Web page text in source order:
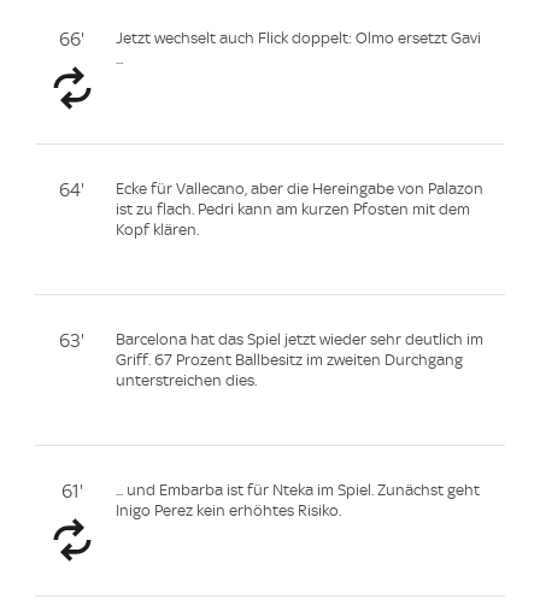
66'
Jetzt wechselt auch Flick doppelt: Olmo ersetzt Gavi
...
64'
Ecke für Vallecano, aber die Hereingabe von Palazon
ist zu flach. Pedri kann am kurzen Pfosten mit dem
Kopf klären.
63'
Barcelona hat das Spiel jetzt wieder sehr deutlich im
Griff. 67 Prozent Ballbesitz im zweiten Durchgang
unterstreichen dies.
61'
... und Embarba ist für Nteka im Spiel. Zunächst geht
Inigo Perez kein erhöhtes Risiko.